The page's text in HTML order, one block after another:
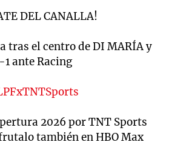
DEL CANALLA!
tras el centro de DI MARÍA y
1 ante Racing
2026 por TNT Sports
también en HBO Max